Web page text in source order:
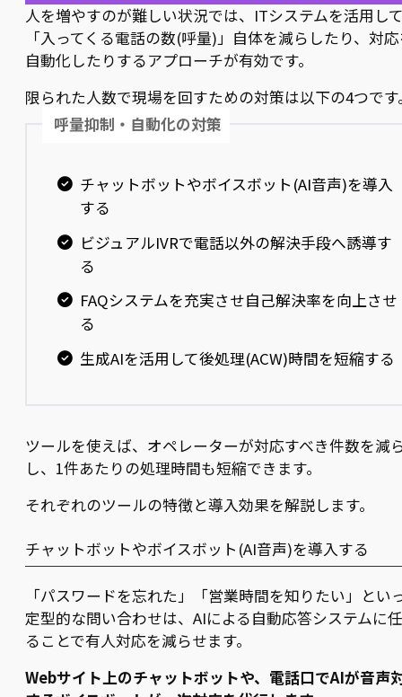
人を増やすのが難しい状況では、ITシステムを活用し
「入ってくる電話の数(呼量)」自体を減らしたり、対
自動化したりするアプローチが有効です。
限られた人数で現場を回すための対策は以下の4つです
呼量抑制・自動化の対策
チャットボットやボイスボット(AI音声)を導入
する
ビジュアルIVRで電話以外の解決手段へ誘導す
る
FAQシステムを充実させ自己解決率を向上させ
る
生成AIを活用して後処理(ACW)時間を短縮する
ツールを使えば、オペレーターが対応すべき件数を減
し、1件あたりの処理時間も短縮できます。
それぞれのツールの特徴と導入効果を解説します。
チャットボットやボイスボット(AI音声)を導入する
「パスワードを忘れた」「営業時間を知りたい」とい
定型的な問い合わせは、AIによる自動応答システムに
ることで有人対応を減らせます。
Webサイト上のチャットボットや、電話口でAIが音声